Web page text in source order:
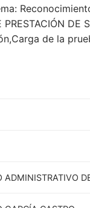
DE
de la
ADMINISTRATIVO